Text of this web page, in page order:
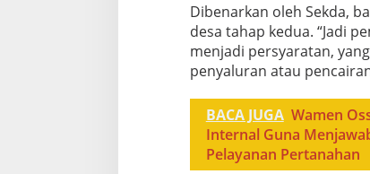
Dibenarkan oleh Sekda,
desa tahap kedua. “Jadi
menjadi persyaratan,
penyaluran atau
BACA JUGA Wamen
Internal Guna
Pelayanan Pertanahan